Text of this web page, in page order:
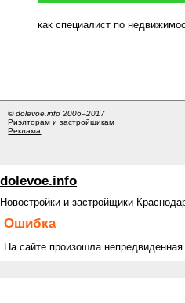
как специалист по
© dolevoe.info 2006–2017
Риэлторам и застройщикам
Реклама
dolevoe.info
Новостройки и застройщики
Ошибка
На сайте произошла